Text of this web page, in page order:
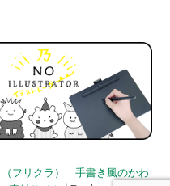
フリクラ）｜手書き風のかわ